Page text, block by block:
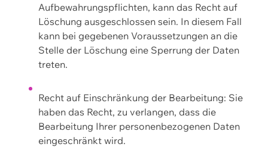
Aufbewahrungspflichten, kann das Recht auf
Löschung ausgeschlossen sein. In diesem Fall
kann bei gegebenen Voraussetzungen an die
Stelle der Löschung eine Sperrung der Daten
treten.
Recht auf Einschränkung der Bearbeitung: Sie
haben das Recht, zu verlangen, dass die
Bearbeitung Ihrer personenbezogenen Daten
eingeschränkt wird.